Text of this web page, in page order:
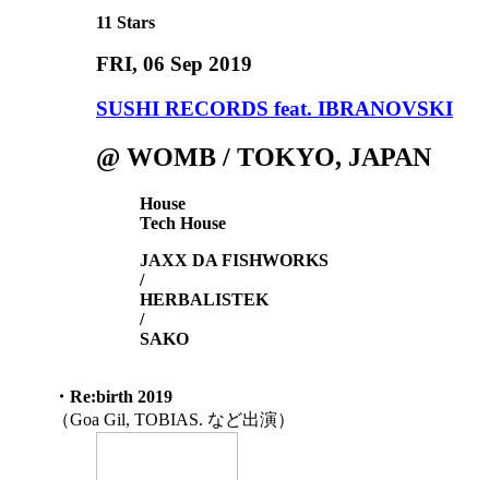
11 Stars
FRI, 06 Sep 2019
SUSHI RECORDS feat. IBRANOVSKI
@ WOMB / TOKYO, JAPAN
House
Tech House
JAXX DA FISHWORKS
/
HERBALISTEK
/
SAKO
・Re:birth 2019
（Goa Gil, TOBIAS. など出演）